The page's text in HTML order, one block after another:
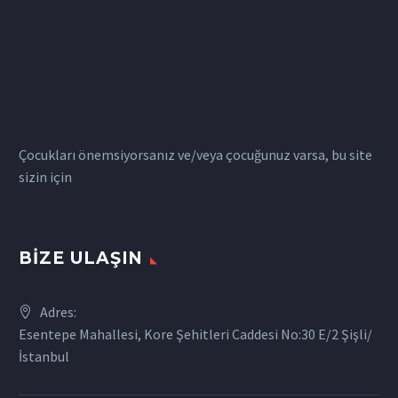
Çocukları önemsiyorsanız ve/veya çocuğunuz varsa, bu site
sizin için
BIZE ULAŞIN
Adres:
Esentepe Mahallesi, Kore Şehitleri Caddesi No:30 E/2 Şişli/
İstanbul